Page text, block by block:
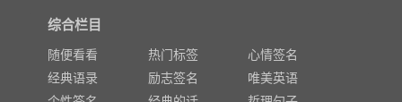
综合栏目
随便看看 热门标签
心情签名
经典语录
励志签名
唯美英语